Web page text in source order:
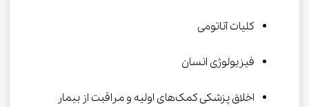
کلیات آناتومی
فیزیولوژی انسان
اخلاق پزشکی کمک‌های اولیه و مراقبت از بیمار